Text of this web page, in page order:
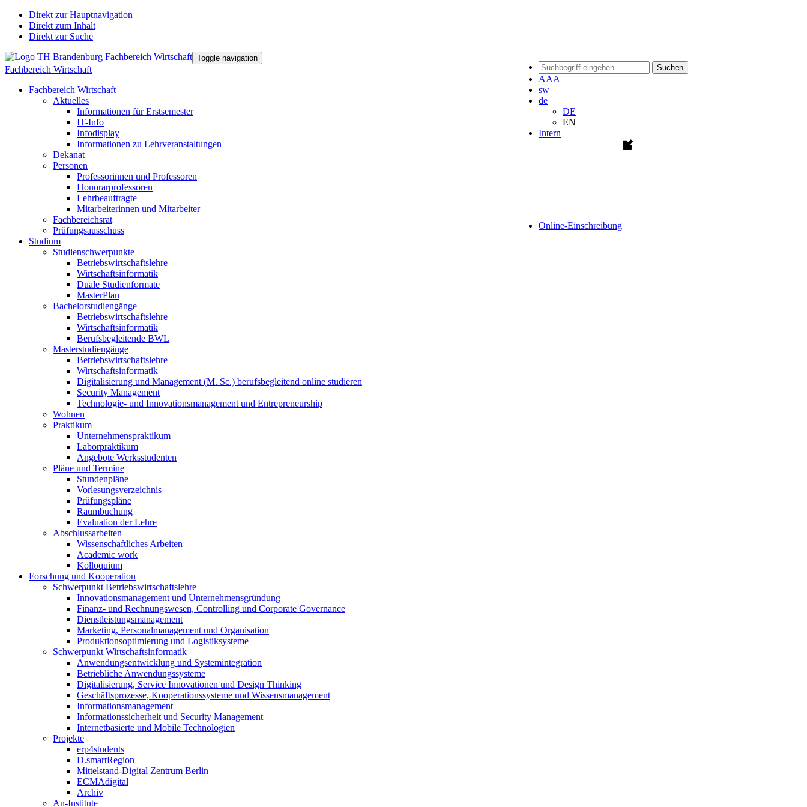
Direkt zur Hauptnavigation
Direkt zum Inhalt
Direkt zur Suche
Suchen
AAA
sw
de
DE
EN
Intern
Online-Einschreibung
Toggle navigation
Fachbereich Wirtschaft
Fachbereich Wirtschaft
Aktuelles
Informationen für Erstsemester
IT-Info
Infodisplay
Informationen zu Lehrveranstaltungen
Dekanat
Personen
Professorinnen und Professoren
Honorarprofessoren
Lehrbeauftragte
Mitarbeiterinnen und Mitarbeiter
Fachbereichsrat
Prüfungsausschuss
Studium
Studienschwerpunkte
Betriebswirtschaftslehre
Wirtschaftsinformatik
Duale Studienformate
MasterPlan
Bachelorstudiengänge
Betriebswirtschaftslehre
Wirtschaftsinformatik
Berufsbegleitende BWL
Masterstudiengänge
Betriebswirtschaftslehre
Wirtschaftsinformatik
Digitalisierung und Management (M. Sc.) berufsbegleitend online studieren
Security Management
Technologie- und Innovationsmanagement und Entrepreneurship
Wohnen
Praktikum
Unternehmenspraktikum
Laborpraktikum
Angebote Werksstudenten
Pläne und Termine
Stundenpläne
Vorlesungsverzeichnis
Prüfungspläne
Raumbuchung
Evaluation der Lehre
Abschlussarbeiten
Wissenschaftliches Arbeiten
Academic work
Kolloquium
Forschung und Kooperation
Schwerpunkt Betriebswirtschaftslehre
Innovationsmanagement und Unternehmensgründung
Finanz- und Rechnungswesen, Controlling und Corporate Governance
Dienstleistungsmanagement
Marketing, Personalmanagement und Organisation
Produktionsoptimierung und Logistiksysteme
Schwerpunkt Wirtschaftsinformatik
Anwendungsentwicklung und Systemintegration
Betriebliche Anwendungssysteme
Digitalisierung, Service Innovationen und Design Thinking
Geschäftsprozesse, Kooperationssysteme und Wissensmanagement
Informationsmanagement
Informationssicherheit und Security Management
Internetbasierte und Mobile Technologien
Projekte
erp4students
D.smartRegion
Mittelstand-Digital Zentrum Berlin
ECMAdigital
Archiv
An-Institute